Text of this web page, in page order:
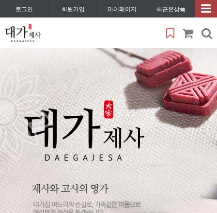
로그인 회원가입 마이페이지 최근본상품